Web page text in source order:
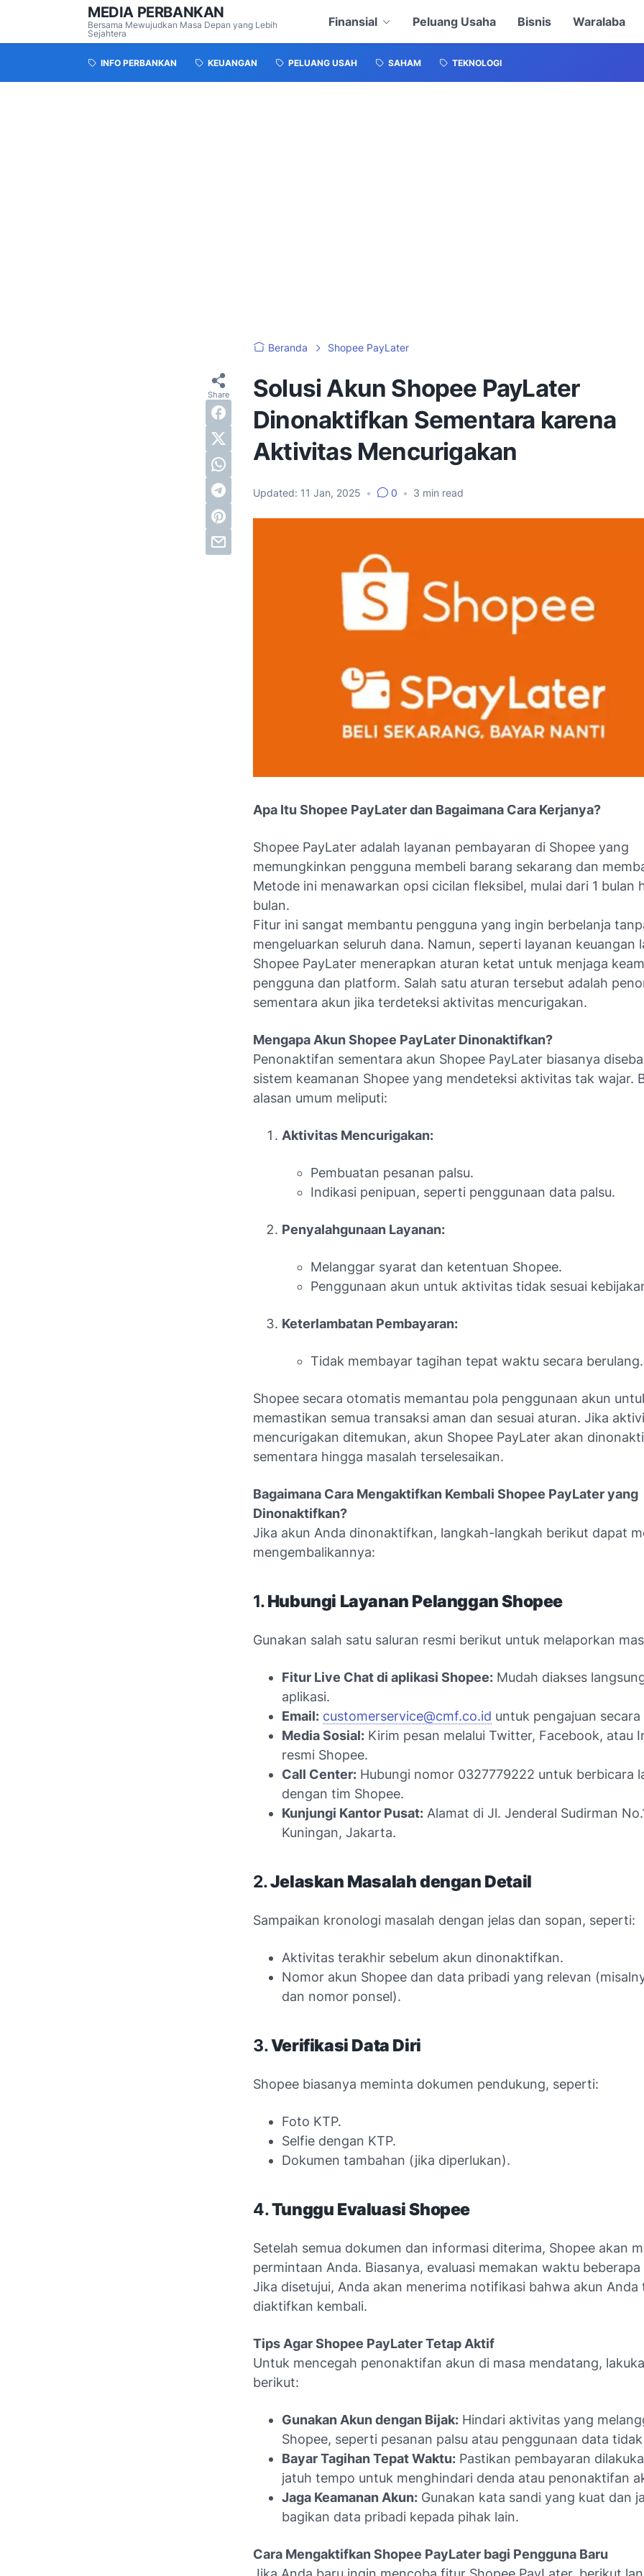
MEDIA PERBANKAN
Bersama Mewujudkan Masa Depan yang Lebih
Sejahtera
Finansial Peluang Usaha Bisnis Waralaba
INFO PERBANKAN KEUANGAN PELUANG USAH SAHAM TEKNOLOGI
Beranda Shopee PayLater
Solusi Akun Shopee PayLater
Dinonaktifkan Sementara karena
Aktivitas Mencurigakan
Updated: 11 Jan, 2025 • 0 • 3 min read
Apa Itu Shopee PayLater dan Bagaimana Cara Kerjanya?
Shopee PayLater adalah layanan pembayaran di Shopee yang
memungkinkan pengguna membeli barang sekarang dan
Metode ini menawarkan opsi cicilan fleksibel, mulai dari 1 bulan
bulan.
Fitur ini sangat membantu pengguna yang ingin berbelanja
mengeluarkan seluruh dana. Namun, seperti layanan keuangan
Shopee PayLater menerapkan aturan ketat untuk menjaga
pengguna dan platform. Salah satu aturan tersebut adalah
sementara akun jika terdeteksi aktivitas mencurigakan.
Mengapa Akun Shopee PayLater Dinonaktifkan?
Penonaktifan sementara akun Shopee PayLater biasanya
sistem keamanan Shopee yang mendeteksi aktivitas tak wajar.
alasan umum meliputi:
Aktivitas Mencurigakan:
Pembuatan pesanan palsu.
Indikasi penipuan, seperti penggunaan data palsu.
Penyalahgunaan Layanan:
Melanggar syarat dan ketentuan Shopee.
Penggunaan akun untuk aktivitas tidak sesuai
Keterlambatan Pembayaran:
Tidak membayar tagihan tepat waktu secara berulang.
Shopee secara otomatis memantau pola penggunaan akun
memastikan semua transaksi aman dan sesuai aturan. Jika
mencurigakan ditemukan, akun Shopee PayLater akan
sementara hingga masalah terselesaikan.
Bagaimana Cara Mengaktifkan Kembali Shopee PayLater yang
Dinonaktifkan?
Jika akun Anda dinonaktifkan, langkah-langkah berikut dapat
mengembalikannya:
1.Hubungi Layanan Pelanggan Shopee
Gunakan salah satu saluran resmi berikut untuk melaporkan
Fitur Live Chat di aplikasi Shopee: Mudah diakses
aplikasi.
Email: customerservice@cmf.co.id untuk pengajuan
Media Sosial: Kirim pesan melalui Twitter, Facebook, atau
resmi Shopee.
Call Center: Hubungi nomor 0327779222 untuk berbicara
dengan tim Shopee.
Kunjungi Kantor Pusat: Alamat di Jl. Jenderal Sudirman
Kuningan, Jakarta.
2.Jelaskan Masalah dengan Detail
Sampaikan kronologi masalah dengan jelas dan sopan, seperti:
Aktivitas terakhir sebelum akun dinonaktifkan.
Nomor akun Shopee dan data pribadi yang relevan
dan nomor ponsel).
3.Verifikasi Data Diri
Shopee biasanya meminta dokumen pendukung, seperti:
Foto KTP.
Selfie dengan KTP.
Dokumen tambahan (jika diperlukan).
4.Tunggu Evaluasi Shopee
Setelah semua dokumen dan informasi diterima, Shopee akan
permintaan Anda. Biasanya, evaluasi memakan waktu beberapa
Jika disetujui, Anda akan menerima notifikasi bahwa akun Anda
diaktifkan kembali.
Tips Agar Shopee PayLater Tetap Aktif
Untuk mencegah penonaktifan akun di masa mendatang,
berikut:
Gunakan Akun dengan Bijak: Hindari aktivitas yang
Shopee, seperti pesanan palsu atau penggunaan data
Bayar Tagihan Tepat Waktu: Pastikan pembayaran
jatuh tempo untuk menghindari denda atau penonaktifan
Jaga Keamanan Akun: Gunakan kata sandi yang kuat dan
bagikan data pribadi kepada pihak lain.
Cara Mengaktifkan Shopee PayLater bagi Pengguna Baru